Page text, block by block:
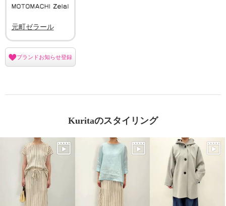
元町ゼラール
ブランドお知らせ登録
Kuritaのスタイリング